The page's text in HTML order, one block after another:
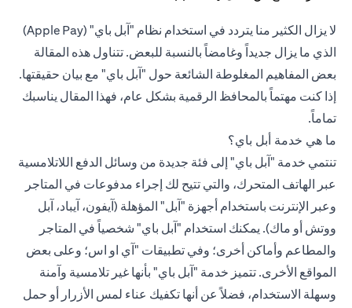
لا يزال الكثير منا يتردد في استخدام نظام "آبل باي" (Apple Pay)
الذي ما يزال جديداً وغامضاً بالنسبة للبعض. تتناول هذه المقالة
بعض المفاهيم المغلوطة الشائعة حول "آبل باي" مع بيان حقيقتها.
إذا كنت مهتماً بالمحافظ الرقمية بشكل عام، فهذا المقال يناسبك
تماماً.
ما هي خدمة أبل باي؟
تنتمي خدمة "آبل باي" إلى فئة جديدة من وسائل الدفع اللاتلامسية
عبر الهاتف المتحرك، والتي تتيح لك إجراء مدفوعات في المتاجر
وعبر الإنترنت باستخدام أجهزة "آبل" المؤهلة (آيفون، آيباد، آبل
ووتش أو ماك). يمكنك استخدام "آبل باي" شخصياً في المتاجر
والمطاعم وأماكن أخرى؛ وفي تطبيقات "آي او اس؛ وعلى بعض
المواقع الأخرى. تتميز خدمة "آبل باي" بأنها غير تلامسية وآمنة
وسهلة الاستخدام، فضلاً عن أنها تكفيك عناء لمس الأزرار أو حمل